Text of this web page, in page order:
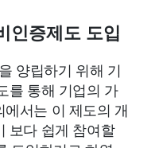
인증제도 도입
양립하기 위해 기
를 통해 기업의 가
서는 이 제도의 개
보다 쉽게 참여할